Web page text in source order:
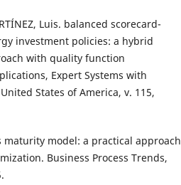
Luis. balanced scorecard-
investment policies: a hybrid
with quality function
Expert Systems with
States of America, v. 115,
maturity model: a practical approach
Business Process Trends,